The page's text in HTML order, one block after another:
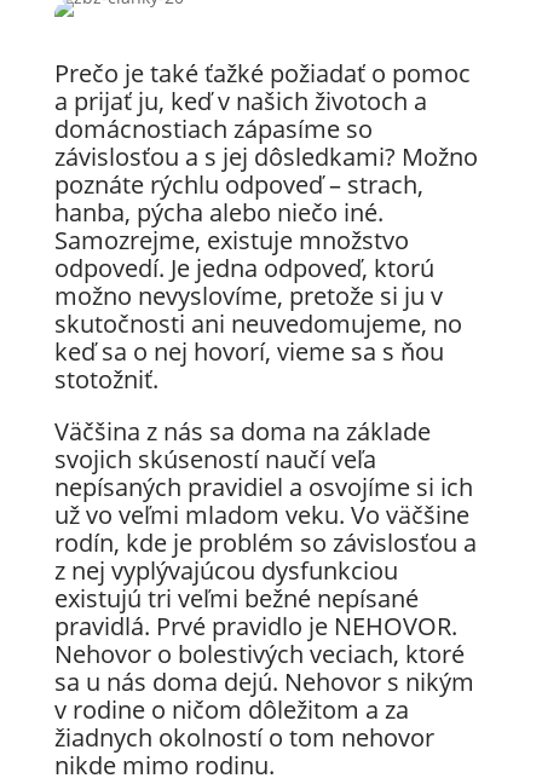
Prečo je také ťažké požiadať o pomoc
a prijať ju, keď v našich životoch a
domácnostiach zápasíme so
závislosťou a s jej dôsledkami? Možno
poznáte rýchlu odpoveď – strach,
hanba, pýcha alebo niečo iné.
Samozrejme, existuje množstvo
odpovedí. Je jedna odpoveď, ktorú
možno nevyslovíme, pretože si ju v
skutočnosti ani neuvedomujeme, no
keď sa o nej hovorí, vieme sa s ňou
stotožniť.
Väčšina z nás sa doma na základe
svojich skúseností naučí veľa
nepísaných pravidiel a osvojíme si ich
už vo veľmi mladom veku. Vo väčšine
rodín, kde je problém so závislosťou a
z nej vyplývajúcou dysfunkciou
existujú tri veľmi bežné nepísané
pravidlá. Prvé pravidlo je NEHOVOR.
Nehovor o bolestivých veciach, ktoré
sa u nás doma dejú. Nehovor s nikým
v rodine o ničom dôležitom a za
žiadnych okolností o tom nehovor
nikde mimo rodinu.